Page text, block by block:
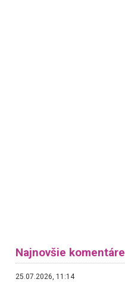
Najnovšie komentáre
25.07.2026, 11:14